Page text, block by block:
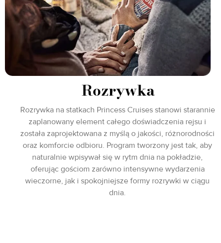
Rozrywka
Rozrywka na statkach Princess Cruises stanowi starannie
zaplanowany element całego doświadczenia rejsu i
została zaprojektowana z myślą o jakości, różnorodności
oraz komforcie odbioru. Program tworzony jest tak, aby
naturalnie wpisywał się w rytm dnia na pokładzie,
oferując gościom zarówno intensywne wydarzenia
wieczorne, jak i spokojniejsze formy rozrywki w ciągu
dnia.